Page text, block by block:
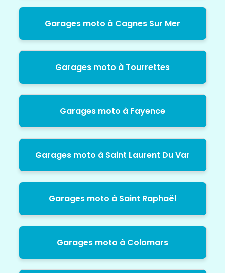
Garages moto à Cagnes Sur Mer
Garages moto à Tourrettes
Garages moto à Fayence
Garages moto à Saint Laurent Du Var
Garages moto à Saint Raphaël
Garages moto à Colomars